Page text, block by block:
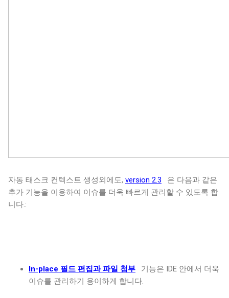
자동 태스크 컨텍스트 생성외에도, version 2.3
은 다음과 같은
추가 기능을 이용하여 이슈를 더욱 빠르게 관리할 수 있도록 합
니다.:
In-place 필드 편집과 파일 첨부
기능은 IDE 안에서 더욱
이슈를 관리하기 용이하게 합니다.